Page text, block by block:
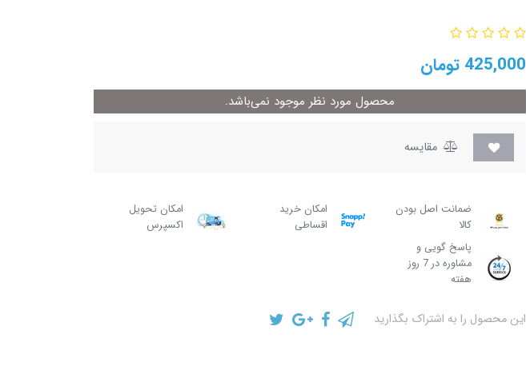
425,000 تومان
محصول مورد نظر موجود نمی‌باشد.
مقایسه
ضمانت اصل بودن
کالا
امکان خرید
اقساطی
امکان تحویل
اکسپرس
پاسخ گویی و
مشاوره در 7 روز
هفته
این محصول را به اشتراک بگذارید